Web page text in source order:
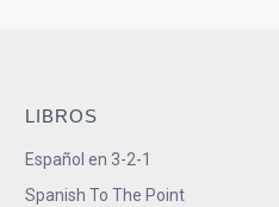
LIBROS
Español en 3-2-1
Spanish To The Point